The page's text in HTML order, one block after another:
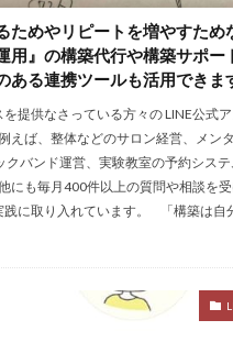
ためやリピートを増やすため
用』の構築代行や構築サポー
ある連携ツールも活用できま
提供なさっている方々の LINE公式
えば、整体などのサロン経営、メン
クバンド運営、実験教室の予約シス
にも毎月400件以上の質問や相談を
践に取り入れています。 「構築は自